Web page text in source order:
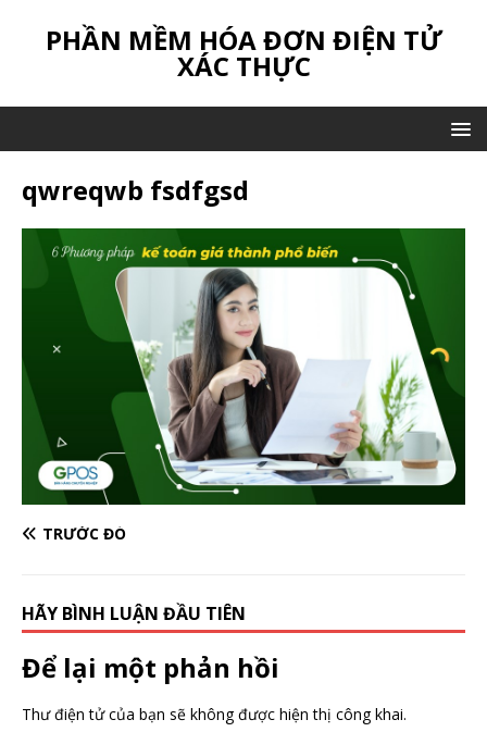
PHẦN MỀM HÓA ĐƠN ĐIỆN TỬ
XÁC THỰC
qwreqwb fsdfgsd
TRƯỚC ĐÓ
HÃY BÌNH LUẬN ĐẦU TIÊN
Để lại một phản hồi
Thư điện tử của bạn sẽ không được hiện thị công khai.